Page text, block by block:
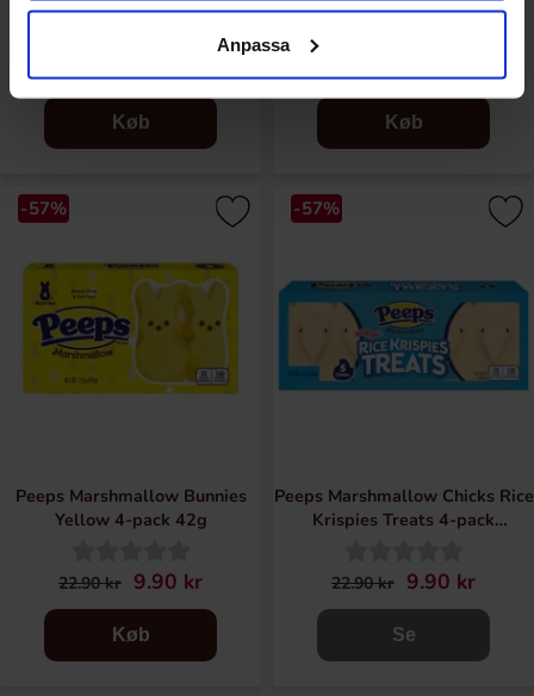
Anpassa
24.90 kr 9.90 kr
Køb
42g(BF:31-07-2026)
24.90 kr 9.90 kr
Køb
-57%
Peeps Marshmallow Bunnies
Yellow 4-pack 42g
22.90 kr 9.90 kr
Køb
-57%
Peeps Marshmallow Chicks Rice
Krispies Treats 4-pack
22.90 kr 9.90 kr
Se